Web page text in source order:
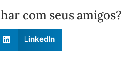
com seus amigos?
LinkedIn